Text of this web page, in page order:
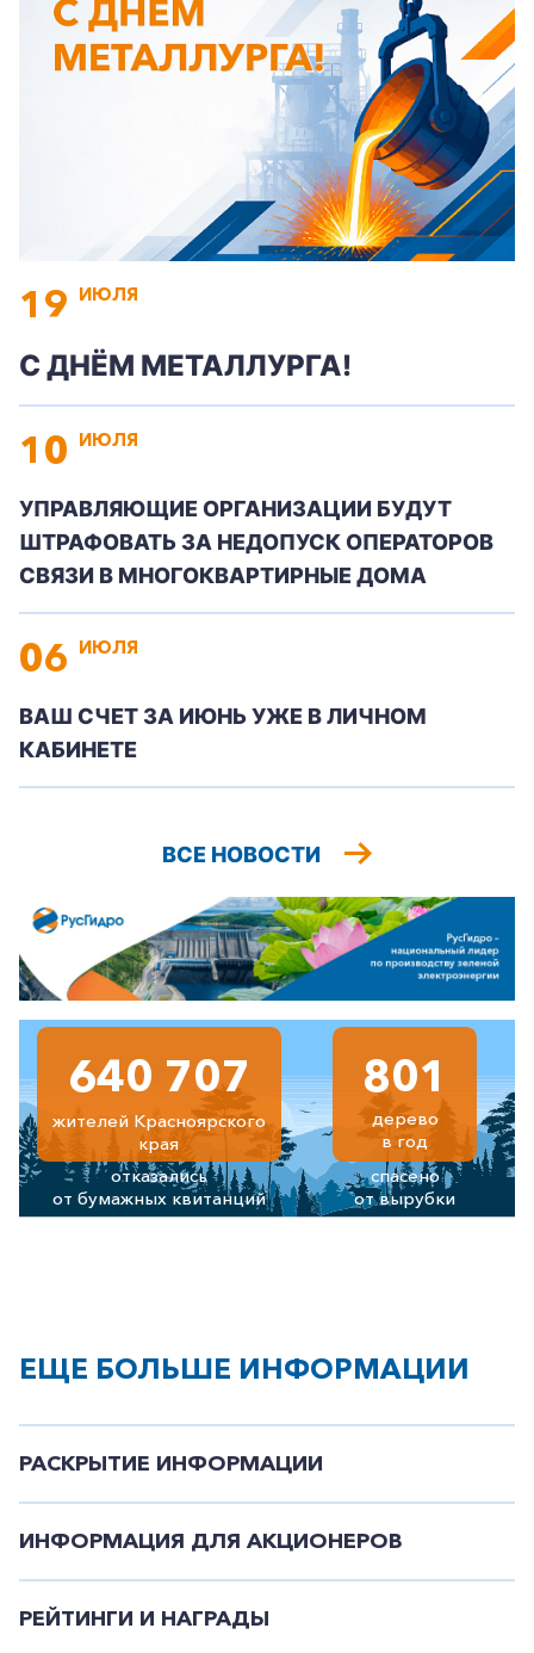
Корпоративным клиентам
19 ИЮЛЯ
С ДНЁМ МЕТАЛЛУРГА!
10 ИЮЛЯ
УПРАВЛЯЮЩИЕ ОРГАНИЗАЦИИ БУДУТ
ШТРАФОВАТЬ ЗА НЕДОПУСК ОПЕРАТОРОВ
СВЯЗИ В МНОГОКВАРТИРНЫЕ ДОМА
06 ИЮЛЯ
ВАШ СЧЕТ ЗА ИЮНЬ УЖЕ В ЛИЧНОМ
КАБИНЕТЕ
ВСЕ НОВОСТИ
640 707
жителей Красноярского
края
отказались
от бумажных квитанций
801
дерево
в год
спасено
от вырубки
ЕЩЕ БОЛЬШЕ ИНФОРМАЦИИ
РАСКРЫТИЕ ИНФОРМАЦИИ
ИНФОРМАЦИЯ ДЛЯ АКЦИОНЕРОВ
РЕЙТИНГИ И НАГРАДЫ